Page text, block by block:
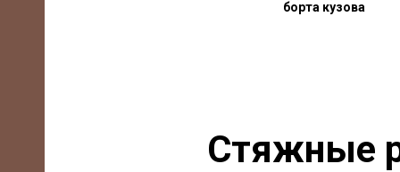
борта кузова
Стяжные